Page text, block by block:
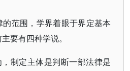
范围，学界着眼于界定基本
要有四种学说。
，制定主体是判断一部法律是